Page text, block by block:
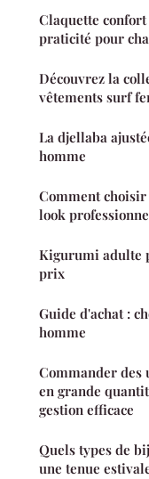
Claquette
praticité pour
Découvrez la
vêtements surf
La djellaba
homme
Comment
look
Kigurumi adulte
prix
Guide d'achat :
homme
Commander des
en grande
gestion efficace
Quels types de
une tenue